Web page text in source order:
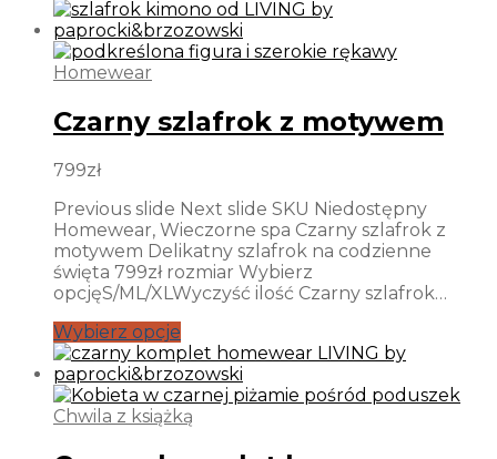
Homewear
Czarny szlafrok z motywem
799zł
Previous slide Next slide SKU Niedostępny
Homewear, Wieczorne spa Czarny szlafrok z
motywem Delikatny szlafrok na codzienne
święta 799zł rozmiar Wybierz
opcjęS/ML/XLWyczyść ilość Czarny szlafrok…
Wybierz opcje
Chwila z książką